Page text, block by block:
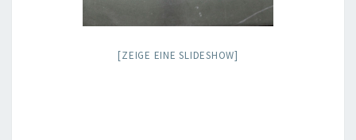
[ZEIGE EINE SLIDESHOW]